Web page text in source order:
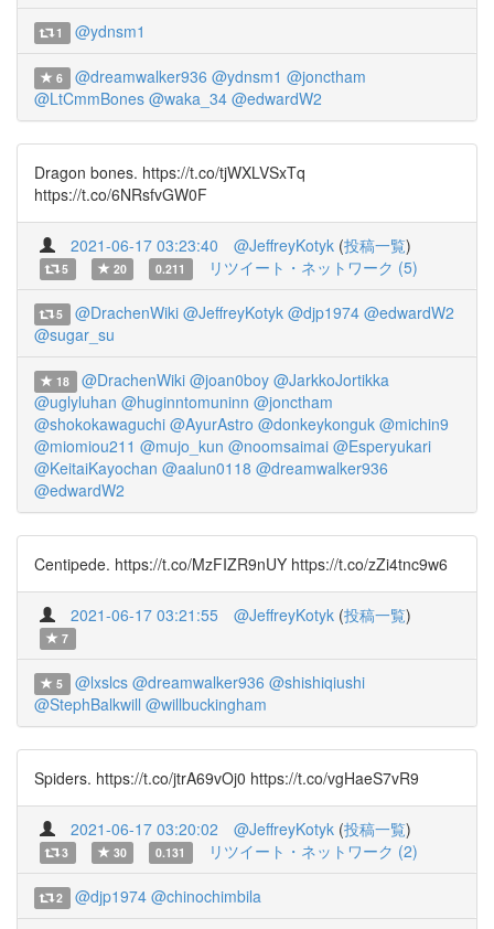
1 @ydnsm1
6 @dreamwalker936 @ydnsm1 @jonctham
@LtCmmBones @waka_34 @edwardW2
Dragon bones. https://t.co/tjWXLVSxTq
https://t.co/6NRsfvGW0F
2021-06-17 03:23:40 @JeffreyKotyk (投稿一覧)
5 20 0.211 リツイート・ネットワーク (5)
5 @DrachenWiki @JeffreyKotyk @djp1974 @edwardW2
@sugar_su
18 @DrachenWiki @joan0boy @JarkkoJortikka
@uglyluhan @huginntomuninn @jonctham
@shokokawaguchi @AyurAstro @donkeykonguk @michin9
@miomiou211 @mujo_kun @noomsaimai @Esperyukari
@KeitaiKayochan @aalun0118 @dreamwalker936
@edwardW2
Centipede. https://t.co/MzFIZR9nUY https://t.co/zZi4tnc9w6
2021-06-17 03:21:55 @JeffreyKotyk (投稿一覧)
7
5 @lxslcs @dreamwalker936 @shishiqiushi
@StephBalkwill @willbuckingham
Spiders. https://t.co/jtrA69vOj0 https://t.co/vgHaeS7vR9
2021-06-17 03:20:02 @JeffreyKotyk (投稿一覧)
3 30 0.131 リツイート・ネットワーク (2)
2 @djp1974 @chinochimbila